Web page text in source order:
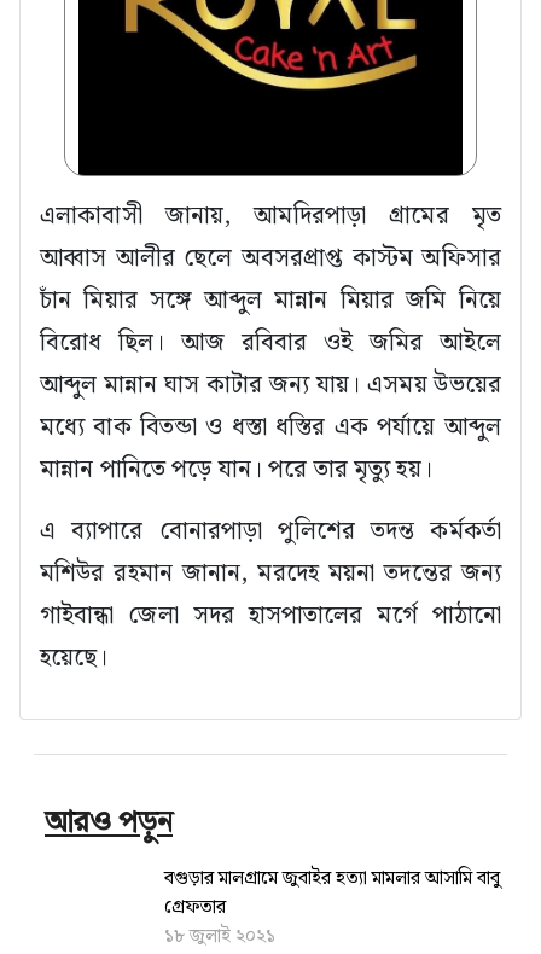
এলাকাবাসী জানায়, আমদিরপাড়া গ্রামের মৃত
আব্বাস আলীর ছেলে অবসরপ্রাপ্ত কাস্টম অফিসার
চাঁন মিয়ার সঙ্গে আব্দুল মান্নান মিয়ার জমি নিয়ে
বিরোধ ছিল। আজ রবিবার ওই জমির আইলে
আব্দুল মান্নান ঘাস কাটার জন্য যায়। এসময় উভয়ের
মধ্যে বাক বিতন্ডা ও ধস্তা ধস্তির এক পর্যায়ে আব্দুল
মান্নান পানিতে পড়ে যান। পরে তার মৃত্যু হয়।
এ ব্যাপারে বোনারপাড়া পুলিশের তদন্ত কর্মকর্তা
মশিউর রহমান জানান, মরদেহ ময়না তদন্তের জন্য
গাইবান্ধা জেলা সদর হাসপাতালের মর্গে পাঠানো
হয়েছে।
আরও পড়ুন
বগুড়ার মালগ্রামে জুবাইর হত্যা মামলার আসামি বাবু
গ্রেফতার
১৮ জুলাই ২০২১